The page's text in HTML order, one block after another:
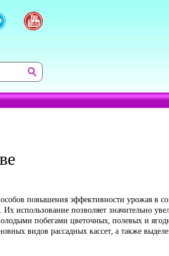
повышения эффективности урожая в
Их использование позволяет значительно
побегами цветочных, полевых и
видов рассадных кассет, а также